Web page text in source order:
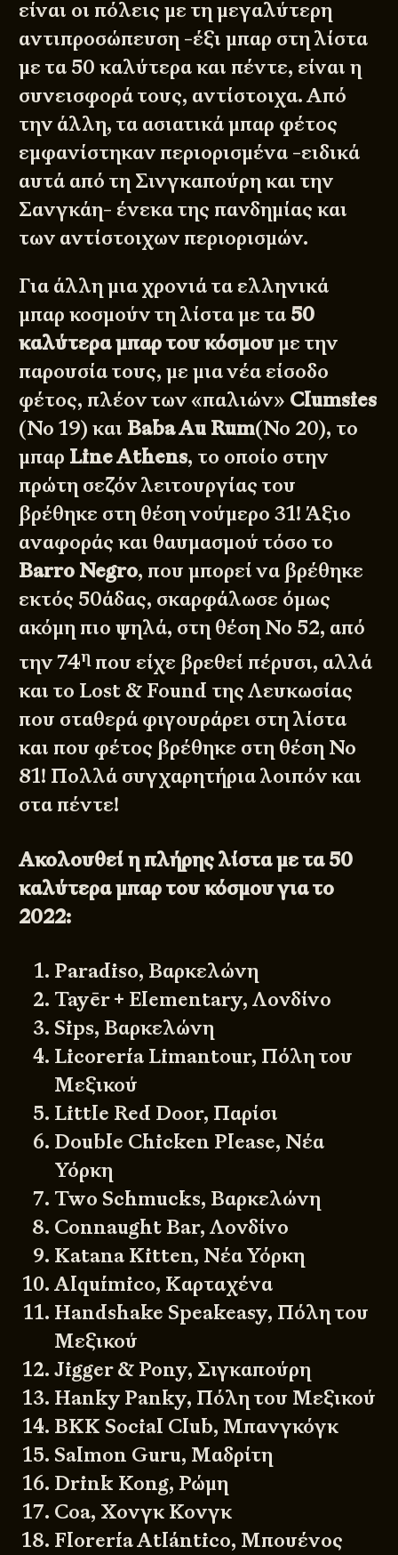
είναι οι πόλεις με τη μεγαλύτερη
αντιπροσώπευση -έξι μπαρ στη λίστα
με τα 50 καλύτερα και πέντε, είναι η
συνεισφορά τους, αντίστοιχα. Από
την άλλη, τα ασιατικά μπαρ φέτος
εμφανίστηκαν περιορισμένα -ειδικά
αυτά από τη Σινγκαπούρη και την
Σανγκάη- ένεκα της πανδημίας και
των αντίστοιχων περιορισμών.
Για άλλη μια χρονιά τα ελληνικά
μπαρ κοσμούν τη λίστα με τα 50
καλύτερα μπαρ του κόσμουμε την
παρουσία τους, με μια νέα είσοδο
φέτος, πλέoν των «παλιών» Clumsies
(No 19) και Baba Au Rum(No 20), το
μπαρ Line Athens, το οποίο στην
πρώτη σεζόν λειτουργίας του
βρέθηκε στη θέση νούμερο 31! Άξιο
αναφοράς και θαυμασμού τόσο το
Barro Negro, που μπορεί να βρέθηκε
εκτός 50άδας, σκαρφάλωσε όμως
ακόμη πιο ψηλά, στη θέση Νο 52, από
την 74ηπου είχε βρεθεί πέρυσι, αλλά
και το Lost & Found της Λευκωσίας
που σταθερά φιγουράρει στη λίστα
και που φέτος βρέθηκε στη θέση Νο
81! Πολλά συγχαρητήρια λοιπόν και
στα πέντε!
Ακολουθεί η πλήρης λίστα με τα 50
καλύτερα μπαρ του κόσμου για το
2022:
Paradiso, Βαρκελώνη
Tayēr + Elementary, Λονδίνο
Sips, Βαρκελώνη
Licorería Limantour, Πόλη του
Μεξικού
Little Red Door, Παρίσι
Double Chicken Please, Νέα
Υόρκη
Two Schmucks, Βαρκελώνη
Connaught Bar, Λονδίνο
Katana Kitten, Νέα Υόρκη
Alquímico, Καρταχένα
Handshake Speakeasy, Πόλη του
Μεξικού
Jigger & Pony, Σιγκαπούρη
Hanky Panky, Πόλη του Μεξικού
BKK Social Club, Μπανγκόγκ
Salmon Guru, Μαδρίτη
Drink Kong, Ρώμη
Coa, Χονγκ Κονγκ
Florería Atlántico, Μπουένος